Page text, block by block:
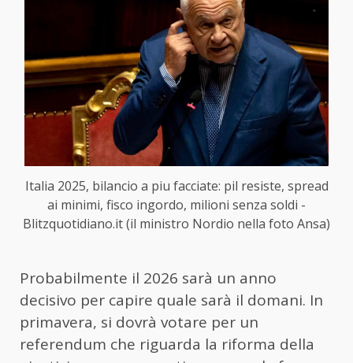
Italia 2025, bilancio a piu facciate: pil resiste, spread
ai minimi, fisco ingordo, milioni senza soldi -
Blitzquotidiano.it (il ministro Nordio nella foto Ansa)
Probabilmente il 2026 sarà un anno
decisivo per capire quale sarà il domani. In
primavera, si dovrà votare per un
referendum che riguarda la riforma della